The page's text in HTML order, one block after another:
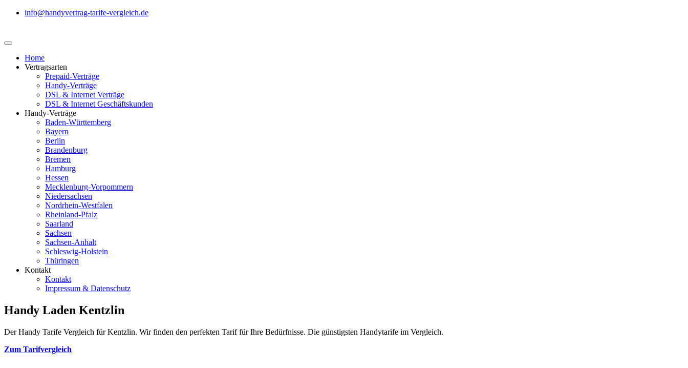
info@handyvertrag-tarife-vergleich.de
Home
Vertragsarten
Prepaid-Verträge
Handy-Verträge
DSL & Internet Verträge
DSL & Internet Geschäftskunden
Handy-Verträge
Baden-Württemberg
Bayern
Berlin
Brandenburg
Bremen
Hamburg
Hessen
Mecklenburg-Vorpommern
Niedersachsen
Nordrhein-Westfalen
Rheinland-Pfalz
Saarland
Sachsen
Sachsen-Anhalt
Schleswig-Holstein
Thüringen
Kontakt
Kontakt
Impressum & Datenschutz
Handy Laden Kentzlin
Der Handy Tarife Vergleich für Kentzlin. Wir finden den perfekten Tarif für Ihre Bedürfnisse. Die günstigsten Handytarife im Vergleich.
Zum Tarifvergleich